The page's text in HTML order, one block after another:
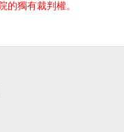
的獨有裁判權。